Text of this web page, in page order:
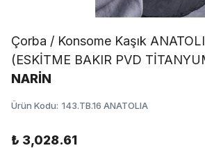
Çorba / Konsome Kaşık
(ESKİTME BAKIR PVD
NARİN
Ürün Kodu: 143.TB.16 ANATOLIA
₺ 3,028.61